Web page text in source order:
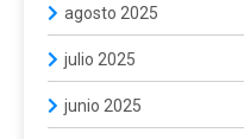
agosto 2025
julio 2025
junio 2025